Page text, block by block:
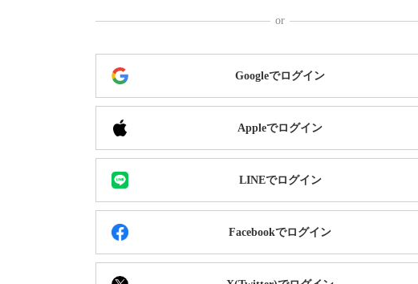
Googleでログイン
Appleでログイン
LINEでログイン
Facebookでログイン